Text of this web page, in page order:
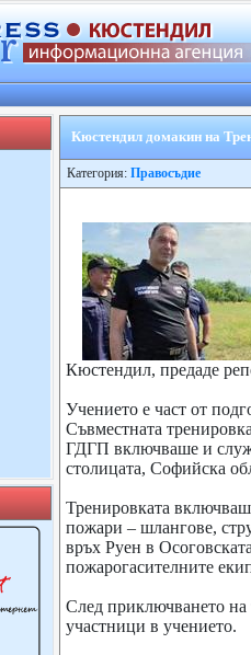
Кюстендил домакин на
Категория: Правосъдие
Кюстендил, предаде
Учението е част от
Съвместната
ГДГП включваше и
столицата, Софийска
Тренировката
пожари – шлангове,
връх Руен в
пожарогасителните
След приключването на
участници в учението.